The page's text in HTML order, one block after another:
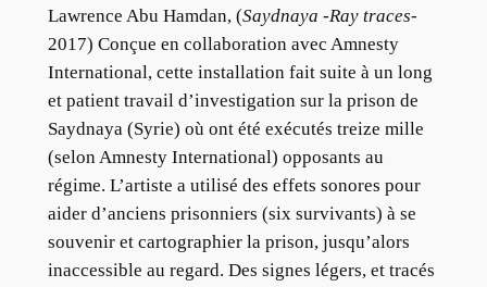
Lawrence Abu Hamdan, (Saydnaya -Ray traces-
2017) Conçue en collaboration avec Amnesty
International, cette installation fait suite à un long
et patient travail d’investigation sur la prison de
Saydnaya (Syrie) où ont été exécutés treize mille
(selon Amnesty International) opposants au
régime. L’artiste a utilisé des effets sonores pour
aider d’anciens prisonniers (six survivants) à se
souvenir et cartographier la prison, jusqu’alors
inaccessible au regard. Des signes légers, et tracés